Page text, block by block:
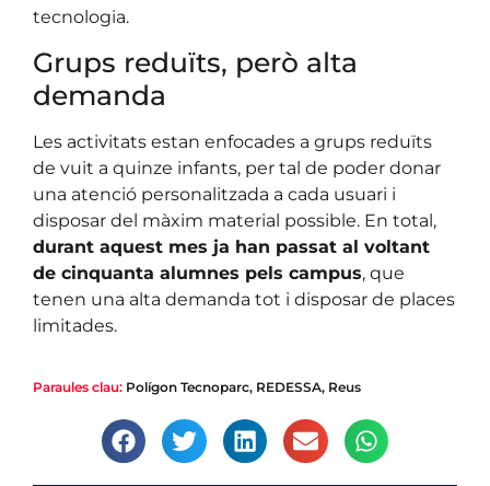
tecnologia.
Grups reduïts, però alta
demanda
Les activitats estan enfocades a grups reduïts
de vuit a quinze infants, per tal de poder donar
una atenció personalitzada a cada usuari i
disposar del màxim material possible. En total,
durant aquest mes ja han passat al voltant
de cinquanta alumnes pels campus, que
tenen una alta demanda tot i disposar de places
limitades.
Paraules clau: Polígon Tecnoparc, REDESSA, Reus